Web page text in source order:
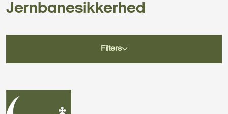
Jernbanesikkerhed
Filters